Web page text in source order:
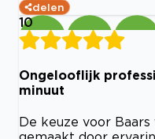
delen
10
Ongelooflijk
minuut
De keuze voor